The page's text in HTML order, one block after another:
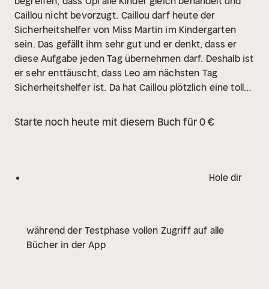
Caillou nicht bevorzugt. Caillou darf heute der
Sicherheitshelfer von Miss Martin im Kindergarten
sein. Das gefällt ihm sehr gut und er denkt, dass er
diese Aufgabe jeden Tag übernehmen darf. Deshalb ist
er sehr enttäuscht, dass Leo am nächsten Tag
Sicherheitshelfer ist. Da hat Caillou plötzlich eine tolle
Starte noch heute mit diesem Buch für 0 €
Hole dir
während der Testphase vollen Zugriff auf alle
Bücher in der App